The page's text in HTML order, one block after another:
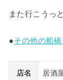
また行こうっと
●その他の船
店名 居酒